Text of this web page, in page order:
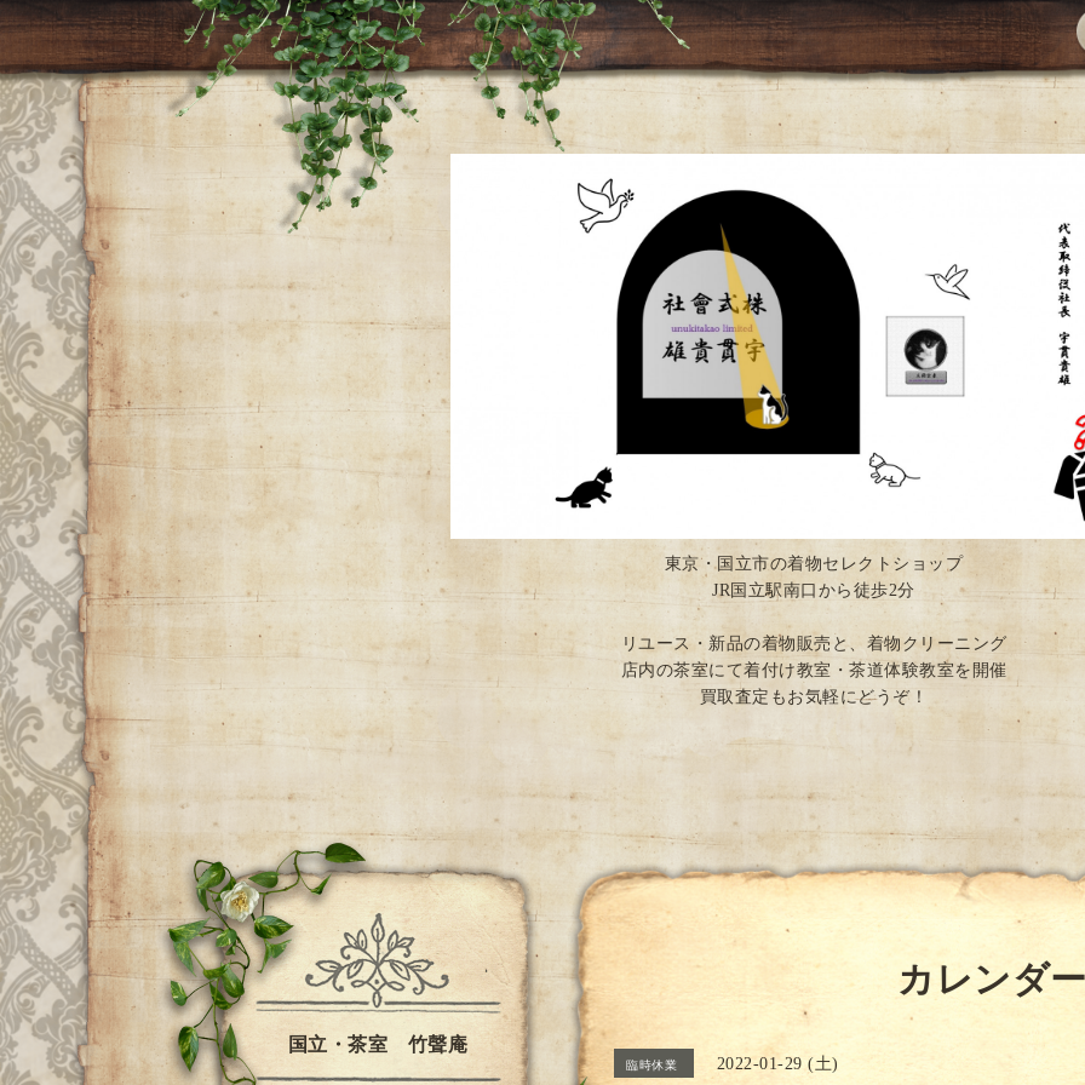
東京・国立市の着物セレクトショップ
JR国立駅南口から徒歩2分
リユース・新品の着物販売と、着物クリーニング
店内の茶室にて着付け教室・茶道体験教室を開催
買取査定もお気軽にどうぞ！
カレンダ
臨時休業 2022-01-29 (土)
国立・茶室 竹聲庵